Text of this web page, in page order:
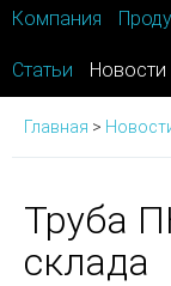
Компания
Статьи Новости
Главная >
Труба
склада